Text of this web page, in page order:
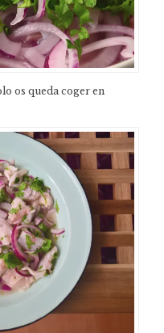
os queda coger en